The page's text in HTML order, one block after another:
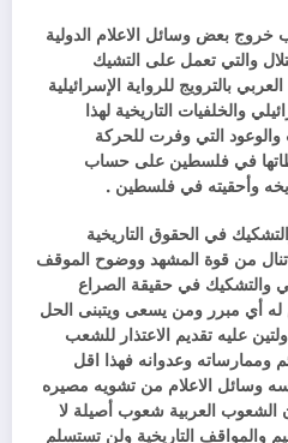
بعض وسائل الاعلام الدولية
والتي تعمل على التشيك
بالترويج للرواية الإسرائيلية
والخلفيات التاريخية لهذا
والوعود التي وفرت للحركة
في فلسطين على حساب
وأحقيته في فلسطين .
في الحقوق التاريخية
من قوة المشهد ووضوح الموقف
والتشكيك في حقيقة الصراع
له أي مبرر ومن يسعى ويتبنى الحل
عليه تقديم الاعتذار للشعب
وممارساته وعدوانه فهذا اقل
وسائل الاعلام من تشويه مصيره
الشعوب العربية شعوب أصيلة لا
والمواقف التاريخية ولن تستسلم